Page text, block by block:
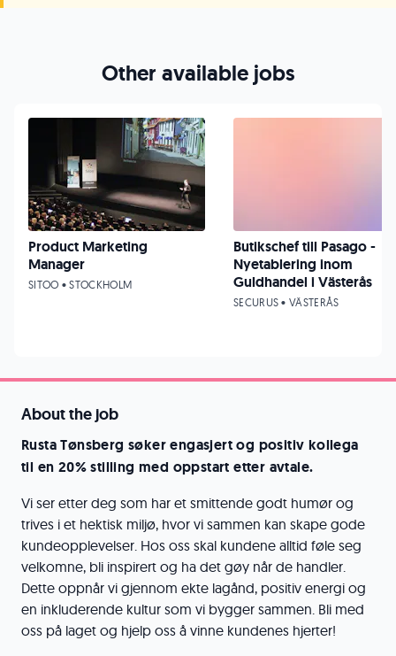
About the job
Rusta Tønsberg søker engasjert og positiv kollega
til en 20% stilling med oppstart etter avtale.
Vi ser etter deg som har et smittende godt humør og
trives i et hektisk miljø, hvor vi sammen kan skape gode
kundeopplevelser. Hos oss skal kundene alltid føle seg
velkomne, bli inspirert og ha det gøy når de handler.
Dette oppnår vi gjennom ekte lagånd, positiv energi og
en inkluderende kultur som vi bygger sammen. Bli med
oss på laget og hjelp oss å vinne kundenes hjerter!
Other available jobs
Product Marketing
Manager
SITOO • STOCKHOLM
Butikschef till Pasago -
Nyetablering inom
Guldhandel i Västerås
SECURUS • VÄSTERÅS